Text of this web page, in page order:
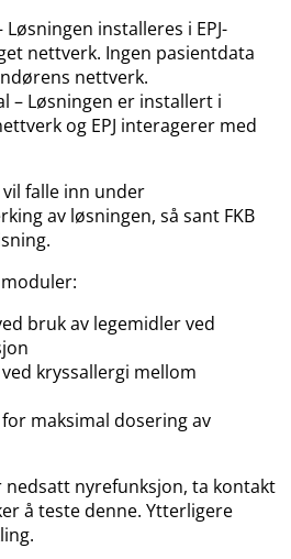
Løsningen installeres i EPJ-
nettverk. Ingen pasientdata
nettverk.
– Løsningen er installert i
og EPJ interagerer med
vil falle inn under
av løsningen, så sant FKB
bruk av legemidler ved
kryssallergi mellom
maksimal dosering av
nyrefunksjon, ta kontakt
å teste denne. Ytterligere